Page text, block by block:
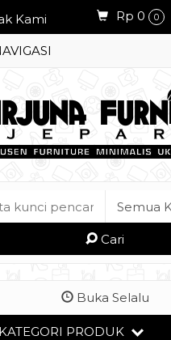
Kami Rp 0 0
Cari
Buka Selalu
PRODUK